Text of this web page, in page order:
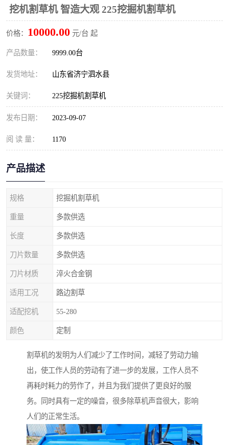
挖机割草机 智造大观 225挖掘机割草机
价格： 10000.00 元/台 起
产品数量： 9999.00台
发货地址： 山东省济宁泗水县
关键词： 225挖掘机割草机
发布日期： 2023-09-07
阅 读 量： 1170
产品描述
规格 挖掘机割草机
重量 多款供选
长度 多款供选
刀片数量 多款供选
刀片材质 淬火合金钢
适用工况 路边割草
适配挖机 55-280
颜色 定制
割草机的发明为人们减少了工作时间，减轻了劳动力输
出，使工作人员的劳动有了进一步的发展，工作人员不
再耗时耗力的劳作了，并且为我们提供了更良好的服
务。同时具有一定的噪音，很多除草机声音很大，影响
人们的正常生活。
挖树机 拓荒机
滚筒筛
挖掘机破碎斗